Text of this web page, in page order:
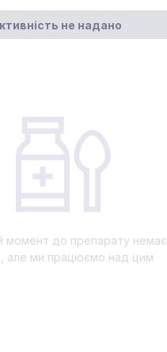
не надано
момент до препарату немає
але ми працюємо над цим